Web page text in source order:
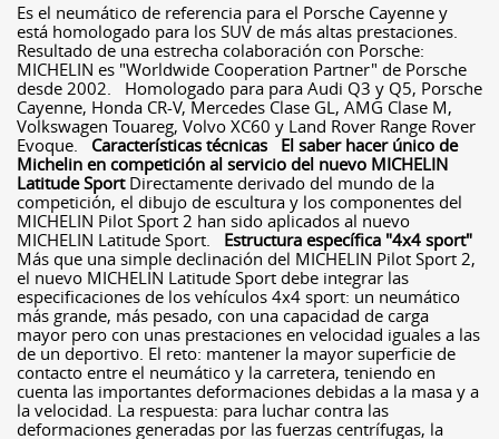
Es el neumático de referencia para el Porsche Cayenne y
está homologado para los SUV de más altas prestaciones.
Resultado de una estrecha colaboración con Porsche:
MICHELIN es "Worldwide Cooperation Partner" de Porsche
desde 2002. Homologado para para Audi Q3 y Q5, Porsche
Cayenne, Honda CR-V, Mercedes Clase GL, AMG Clase M,
Volkswagen Touareg, Volvo XC60 y Land Rover Range Rover
Evoque. Características técnicas
El saber hacer único de
Michelin en competición al servicio del nuevo MICHELIN
Latitude SportDirectamente derivado del mundo de la
competición, el dibujo de escultura y los componentes del
MICHELIN Pilot Sport 2 han sido aplicados al nuevo
MICHELIN Latitude Sport. Estructura específica "4x4 sport"
Más que una simple declinación del MICHELIN Pilot Sport 2,
el nuevo MICHELIN Latitude Sport debe integrar las
especificaciones de los vehículos 4x4 sport: un neumático
más grande, más pesado, con una capacidad de carga
mayor pero con unas prestaciones en velocidad iguales a las
de un deportivo. El reto: mantener la mayor superficie de
contacto entre el neumático y la carretera, teniendo en
cuenta las importantes deformaciones debidas a la masa y a
la velocidad. La respuesta: para luchar contra las
deformaciones generadas por las fuerzas centrífugas, la